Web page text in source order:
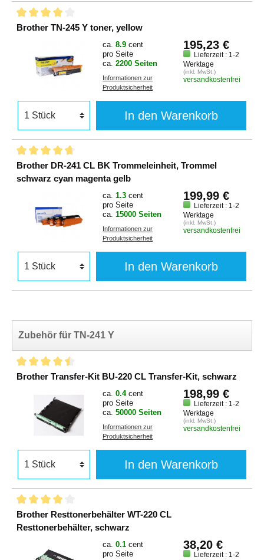
Brother TN-245 Y toner, yellow
ca. 8.9 cent
pro Seite
ca. 2200 Seiten
Informationen zur
Produktsicherheit
195,23 €
Lieferzeit : 1-2
Werktage
(inkl. MwSt.)
versandkostenfrei
In den Warenkorb
Brother DR-241 CL BK Trommeleinheit, Trommel
schwarz cyan magenta gelb
ca. 1.3 cent
pro Seite
ca. 15000 Seiten
Informationen zur
Produktsicherheit
199,99 €
Lieferzeit : 1-2
Werktage
(inkl. MwSt.)
versandkostenfrei
In den Warenkorb
Zubehör für TN-241 Y
Brother Transfer-Kit BU-220 CL Transfer-Kit, schwarz
ca. 0.4 cent
pro Seite
ca. 50000 Seiten
Informationen zur
Produktsicherheit
198,99 €
Lieferzeit : 1-2
Werktage
(inkl. MwSt.)
versandkostenfrei
In den Warenkorb
Brother Resttonerbehälter WT-220 CL
Resttonerbehälter, schwarz
ca. 0.1 cent
pro Seite
38,20 €
Lieferzeit : 1-2